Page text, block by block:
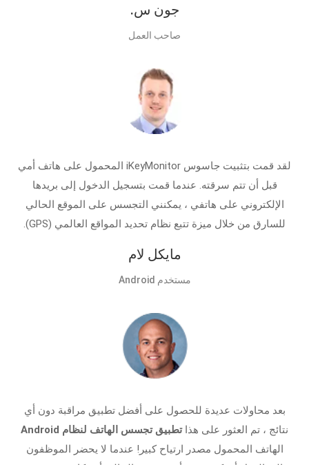
جون س.
صاحب العمل
لقد قمت بتثبيت جاسوس iKeyMonitor المحمول على هاتف أمي
قبل أن تتم سرقته. عندما قمت بتسجيل الدخول إلى بريدها
الإلكتروني على هاتفي ، يمكنني التجسس على الموقع الحالي
للسارق من خلال ميزة تتبع نظام تحديد المواقع العالمي (GPS).
مايكل لام
مستخدم Android
بعد محاولات عديدة للحصول على أفضل تطبيق مراقبة دون أي
نتائج ، تم العثور على هذا تطبيق تجسس الهاتف لنظام Android
الهاتف المحمول مصدر ارتياح كبير! عندما لا يحضر الموظفون